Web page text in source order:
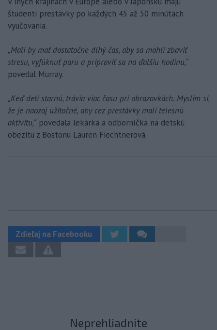
študenti prestávky po každých 45 až 50 minútach
vyučovania.
„Mali by mať dostatočne dlhý čas, aby sa mohli zbaviť
stresu, vyfúknuť paru a pripraviť sa na ďalšiu hodinu,“
povedal Murray.
„Keď deti starnú, trávia viac času pri obrazovkách. Myslím si,
že je naozaj užitočné, aby cez prestávky mali telesnú
aktivitu,“ povedala lekárka a odborníčka na detskú
obezitu z Bostonu Lauren Fiechtnerová.
Zdieľaj na Facebooku
Neprehliadnite